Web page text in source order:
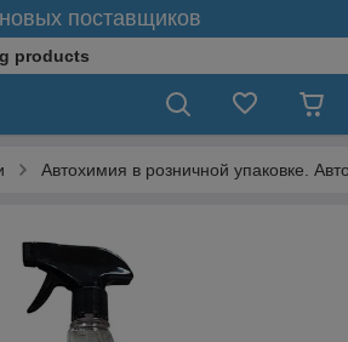
поставщиков
products
Автохимия в розничной упаковке.